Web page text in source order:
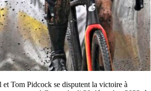
Tom Pidcock se disputent la victoire à